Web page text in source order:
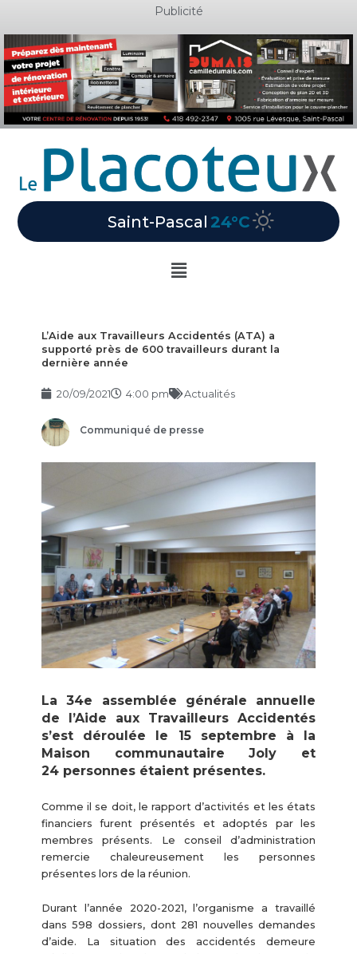
Publicité
Saint-Pascal 24°C
Main
L’Aide aux Travailleurs Accidentés (ATA) a
supporté près de 600 travailleurs durant la
dernière année
20/09/2021 4:00 pm Actualités
Communiqué de presse
La 34e assemblée générale annuelle
de l’Aide aux Travailleurs Accidentés
s’est déroulée le 15 septembre à la
Maison communautaire Joly et
24 personnes étaient présentes.
Comme il se doit, le rapport d’activités et les états
financiers furent présentés et adoptés par les
membres présents. Le conseil d’administration
remercie chaleureusement les personnes
présentes lors de la réunion.
Durant l’année 2020-2021, l’organisme a travaillé
dans 598 dossiers, dont 281 nouvelles demandes
d’aide. La situation des accidentés demeure